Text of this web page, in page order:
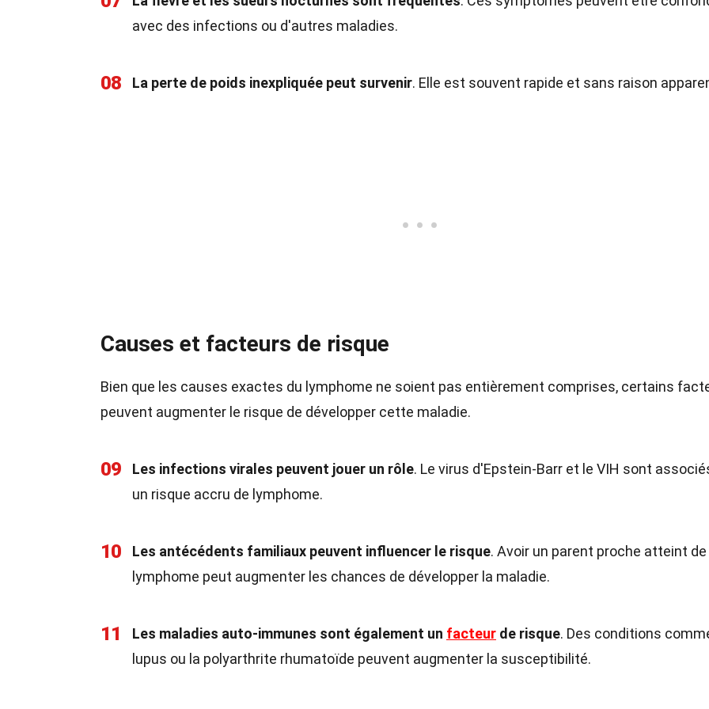
avec des infections ou d'autres maladies.
08 La perte de poids inexpliquée peut survenir. Elle est souvent rapide et sans raison
Causes et facteurs de risque
Bien que les causes exactes du lymphome ne soient pas entièrement comprises, certains
peuvent augmenter le risque de développer cette maladie.
09 Les infections virales peuvent jouer un rôle. Le virus d'Epstein-Barr et le VIH sont
un risque accru de lymphome.
10 Les antécédents familiaux peuvent influencer le risque. Avoir un parent proche atteint de
lymphome peut augmenter les chances de développer la maladie.
11 Les maladies auto-immunes sont également un facteur de risque. Des conditions
lupus ou la polyarthrite rhumatoïde peuvent augmenter la susceptibilité.